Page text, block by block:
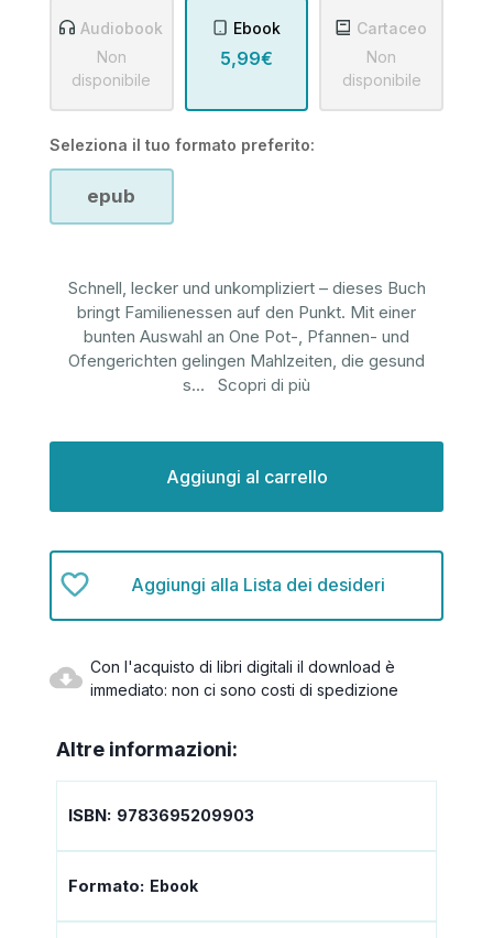
Audiobook
Non
disponibile
Ebook
5,99€
Cartaceo
Non
disponibile
Seleziona il tuo formato preferito:
epub
Schnell, lecker und unkompliziert – dieses Buch
bringt Familienessen auf den Punkt. Mit einer
bunten Auswahl an One Pot-, Pfannen- und
Ofengerichten gelingen Mahlzeiten, die gesund
s... Scopri di più
Aggiungi alla Lista dei desideri
Con l'acquisto di libri digitali il download è
immediato: non ci sono costi di spedizione
Altre informazioni:
ISBN: 9783695209903
Formato: Ebook